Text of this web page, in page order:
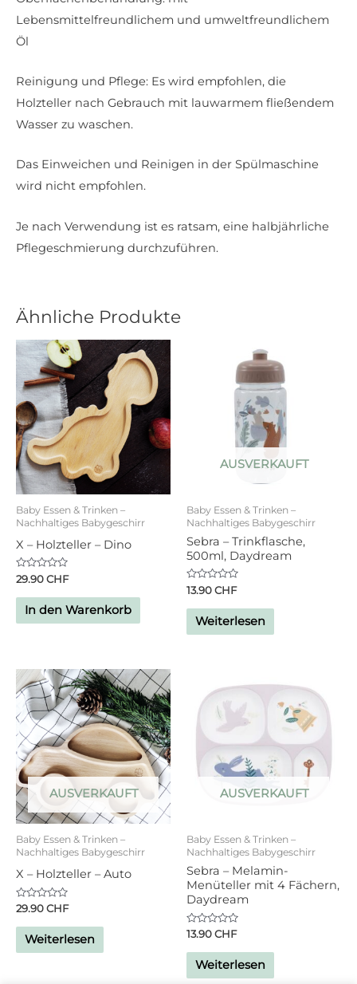
Lebensmittelfreundlichem und umweltfreundlichem
Öl
Reinigung und Pflege: Es wird empfohlen, die
Holzteller nach Gebrauch mit lauwarmem fließendem
Wasser zu waschen.
Das Einweichen und Reinigen in der Spülmaschine
wird nicht empfohlen.
Je nach Verwendung ist es ratsam, eine halbjährliche
Pflegeschmierung durchzuführen.
Ähnliche Produkte
Baby Essen & Trinken –
Nachhaltiges Babygeschirr
X – Holzteller – Dino
Bewertet
0
von
29.90CHF
In den Warenkorb
AUSVERKAUFT
Baby Essen & Trinken –
Nachhaltiges Babygeschirr
Sebra – Trinkflasche,
500ml, Daydream
Bewertet
0
von
13.90CHF
Weiterlesen
AUSVERKAUFT
Baby Essen & Trinken –
Nachhaltiges Babygeschirr
X – Holzteller – Auto
Bewertet
0
von
29.90CHF
Weiterlesen
AUSVERKAUFT
Baby Essen & Trinken –
Nachhaltiges Babygeschirr
Sebra – Melamin-
Menüteller mit 4 Fächern,
Daydream
Bewertet
0
von
13.90CHF
Weiterlesen